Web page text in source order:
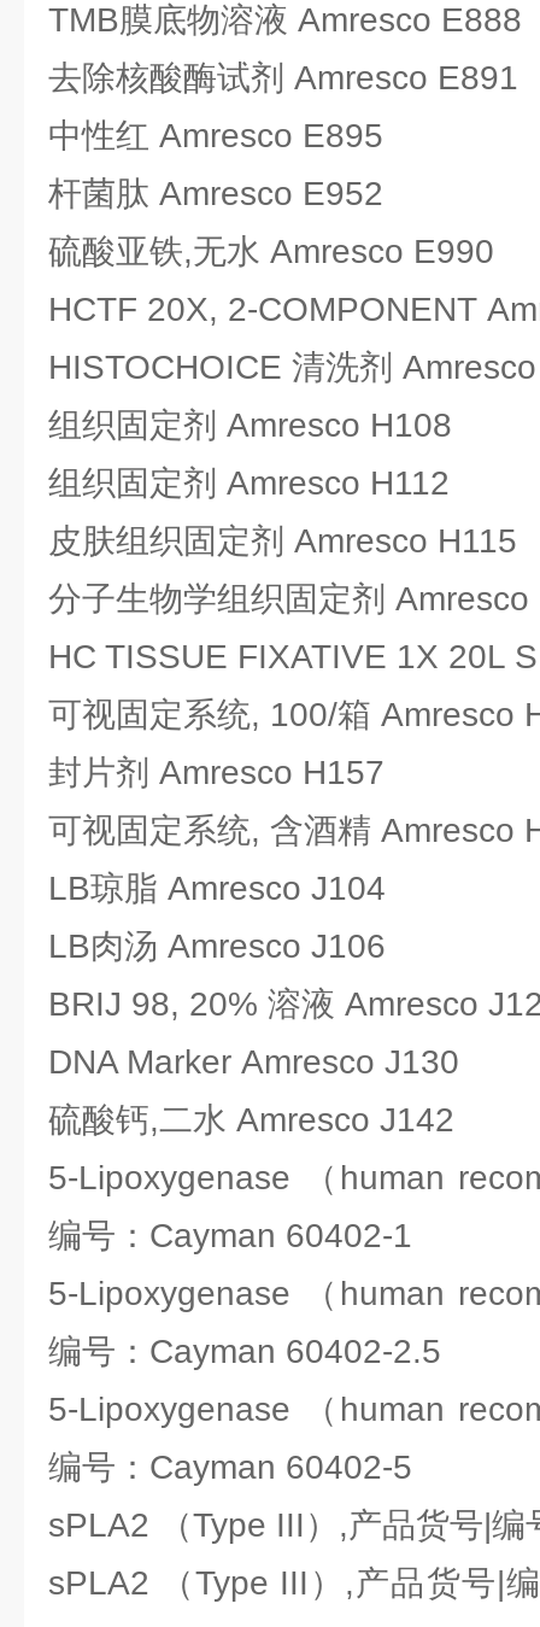
TMB膜底物溶液 Amresco E888
去除核酸酶试剂 Amresco E891
中性红 Amresco E895
杆菌肽 Amresco E952
硫酸亚铁,无水 Amresco E990
HCTF 20X, 2-COMPONENT
HISTOCHOICE 清洗剂
组织固定剂 Amresco H108
组织固定剂 Amresco H112
皮肤组织固定剂 Amresco H115
分子生物学组织固定剂 Amresco
HC TISSUE FIXATIVE 1X 20L
可视固定系统, 100/箱 Amresco
封片剂 Amresco H157
可视固定系统, 含酒精 Amresco
LB琼脂 Amresco J104
LB肉汤 Amresco J106
BRIJ 98, 20% 溶液 Amresco
DNA Marker Amresco J130
硫酸钙,二水 Amresco J142
5-Lipoxygenase （human
编号：Cayman 60402-1
5-Lipoxygenase （human
编号：Cayman 60402-2.5
5-Lipoxygenase （human
编号：Cayman 60402-5
sPLA2 （Type III）,产品货号|
sPLA2 （Type III）,产品货号|